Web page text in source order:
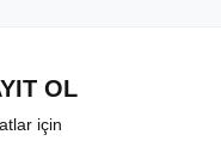
OL
için